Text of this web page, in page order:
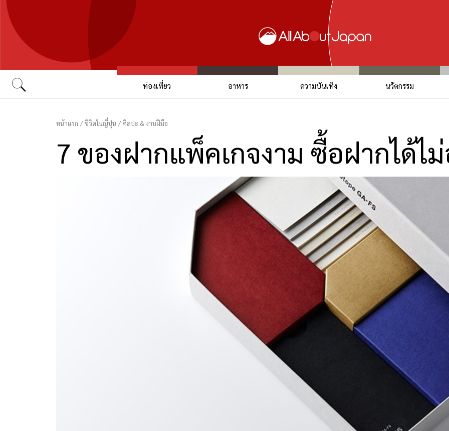
ท่องเที่ยว อาหาร ความบันเทิง นวัตกรรม
หน้าแรก / ชีวิตในญี่ปุ่น / ศิลปะ & งานฝีมือ
7 ของฝากแพ็คเกจงาม ซื้อฝากได้ไ